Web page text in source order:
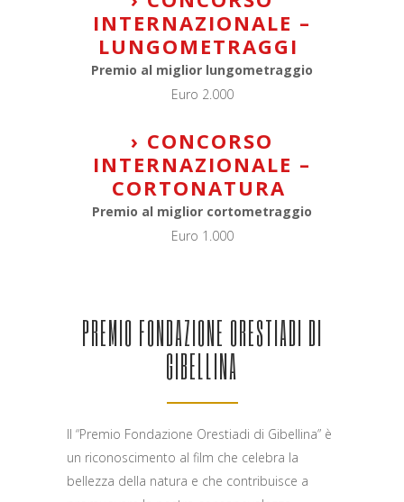
INTERNAZIONALE –
LUNGOMETRAGGI
Premio al miglior lungometraggio
Euro 2.000
› CONCORSO
INTERNAZIONALE –
CORTONATURA
Premio al miglior cortometraggio
Euro 1.000
PREMIO FONDAZIONE ORESTIADI DI
GIBELLINA
Il “Premio Fondazione Orestiadi di Gibellina” è
un riconoscimento al film che celebra la
bellezza della natura e che contribuisce a